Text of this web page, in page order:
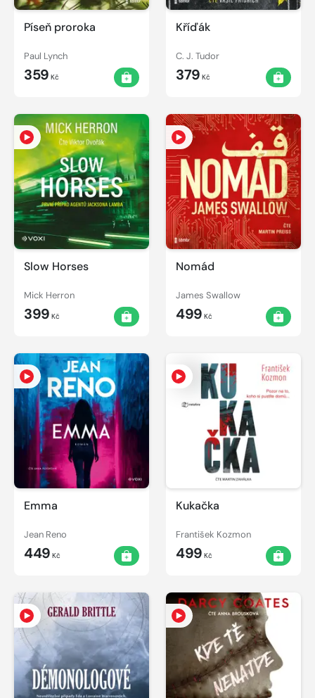
Píseň proroka
Paul Lynch
359 Kč
Kříďák
C. J. Tudor
379 Kč
Slow Horses
Mick Herron
399 Kč
Nomád
James Swallow
499 Kč
Emma
Jean Reno
449 Kč
Kukačka
František Kozmon
499 Kč